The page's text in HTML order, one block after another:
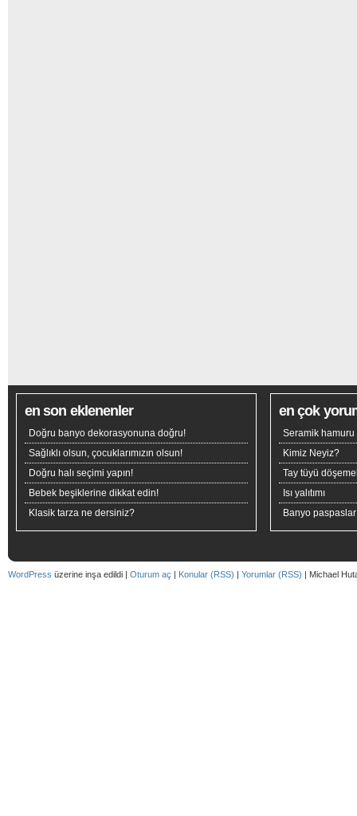
en son eklenenler
Doğru banyo dekorasyonuna doğru!
Sağlıklı olsun, çocuklarımızın olsun!
Doğru halı seçimi yapın!
Bebek beşiklerine dikkat edin!
Klasik tarza ne dersiniz?
en çok
Seramik hamuru
Kimiz Neyiz?
Tay tüyü
Isı yalıtımı
Banyo
WordPress üzerine inşa edildi | Oturum aç | Konular (RSS) | Yorumlar (RSS) | Michael